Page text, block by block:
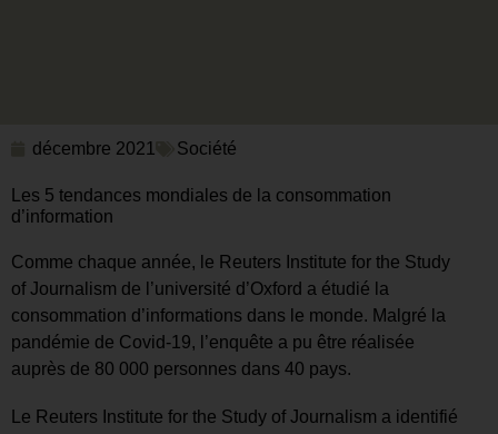
décembre 2021 Société
Les 5 tendances mondiales de la consommation
d’information
Comme chaque année, le Reuters Institute for the Study
of Journalism de l’université d’Oxford a étudié la
consommation d’informations dans le monde. Malgré la
pandémie de Covid-19, l’enquête a pu être réalisée
auprès de 80 000 personnes dans 40 pays.
Le Reuters Institute for the Study of Journalism a identifié